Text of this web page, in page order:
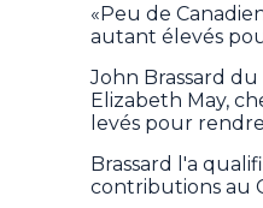
«Peu de
autant élevés
John Brassard
Elizabeth May,
levés pour
Brassard l'a
contributions au